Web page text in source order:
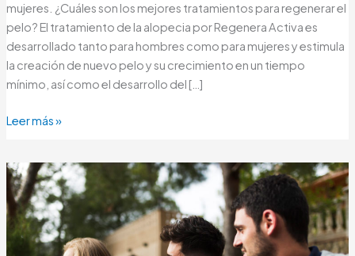
mujeres. ¿Cuáles son los mejores tratamientos para regenerar el
pelo? El tratamiento de la alopecia por Regenera Activa es
desarrollado tanto para hombres como para mujeres y estimula
la creación de nuevo pelo y su crecimiento en un tiempo
mínimo, así como el desarrollo del […]
Leer más »
La
alopecia
es
más
común